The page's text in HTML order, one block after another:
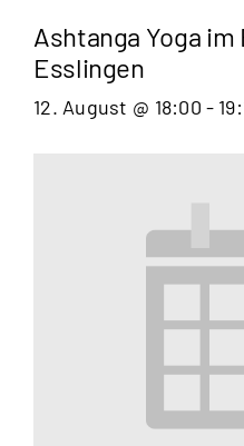
Ashtanga Yoga
Esslingen
12. August @ 18:00 -